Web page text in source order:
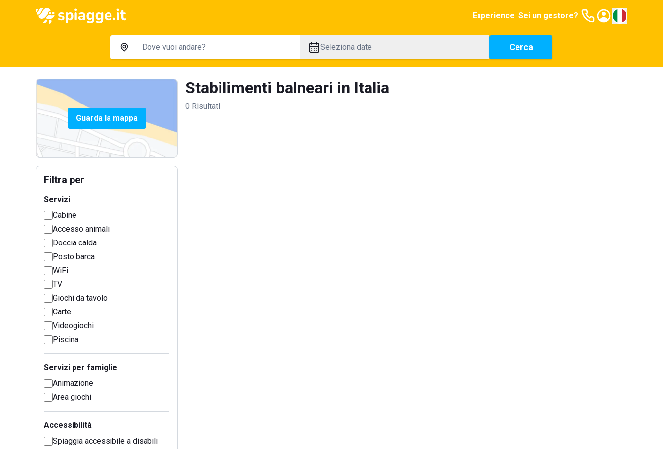
Experience Sei un gestore?
Seleziona date Cerca
Guarda la mappa
Filtra per
Servizi
Cabine
Accesso animali
Doccia calda
Posto barca
WiFi
TV
Giochi da tavolo
Carte
Videogiochi
Piscina
Servizi per famiglie
Animazione
Area giochi
Accessibilità
Spiaggia accessibile a disabili
Stabilimenti balneari in Italia
0 Risultati